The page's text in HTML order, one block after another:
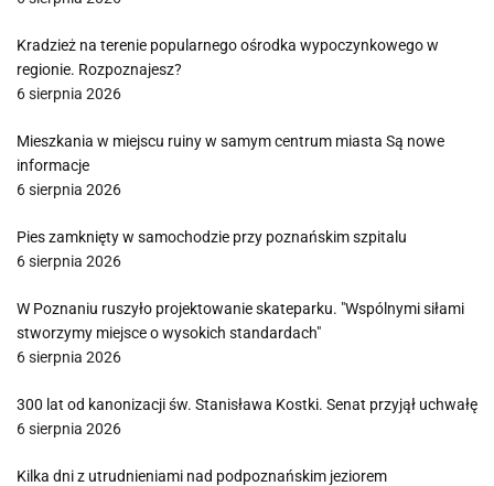
Kradzież na terenie popularnego ośrodka wypoczynkowego w
regionie. Rozpoznajesz?
6 sierpnia 2026
Mieszkania w miejscu ruiny w samym centrum miasta Są nowe
informacje
6 sierpnia 2026
Pies zamknięty w samochodzie przy poznańskim szpitalu
6 sierpnia 2026
W Poznaniu ruszyło projektowanie skateparku. "Wspólnymi siłami
stworzymy miejsce o wysokich standardach"
6 sierpnia 2026
300 lat od kanonizacji św. Stanisława Kostki. Senat przyjął uchwałę
6 sierpnia 2026
Kilka dni z utrudnieniami nad podpoznańskim jeziorem